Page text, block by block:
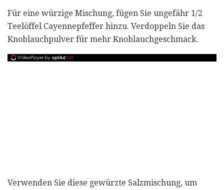
Für eine würzige Mischung, fügen Sie ungefähr 1/2
Teelöffel Cayennepfeffer hinzu. Verdoppeln Sie das
Knoblauchpulver für mehr Knoblauchgeschmack.
Verwenden Sie diese gewürzte Salzmischung, um